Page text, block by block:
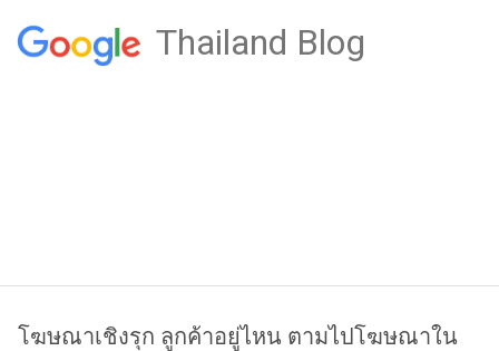
Thailand Blog
โฆษณาเชิงรุก ลูกค้าอยู่ไหน ตามไปโฆษณาใน